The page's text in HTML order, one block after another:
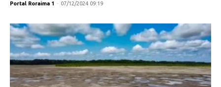
Portal Roraima 1 - 07/12/2024 09:19